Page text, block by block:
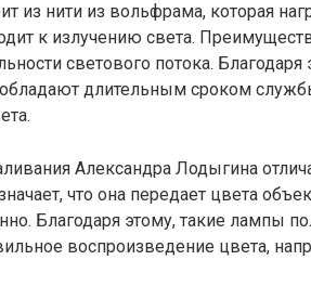
из нити из вольфрама, которая
к излучению света.
светового потока.
длительным сроком
Александра Лодыгина
что она передает цвета
Благодаря этому, такие лампы
воспроизведение цвета,